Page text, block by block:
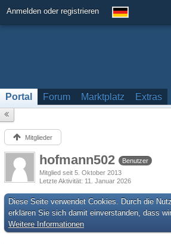
Anmelden oder registrieren
Portal Forum Marktplatz Extras
Mitglieder
hofmann502
Benutzer
Mitglied seit 5. Oktober 2013
Letzte Aktivität 11. Januar 2026
Diese Seite verwendet Cookies. Durch die
erklären Sie sich damit einverstanden, dass
Weitere Informationen